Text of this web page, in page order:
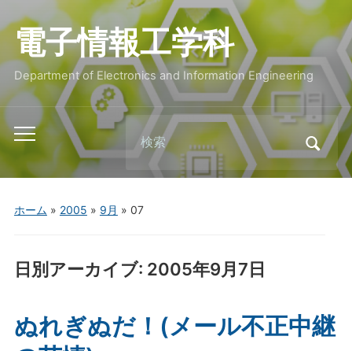
電子情報工学科
Department of Electronics and Information Engineering
Toggle
mobile
menu
Search
for:
ホーム » 2005 » 9月 » 07
日別アーカイブ: 2005年9月7日
ぬれぎぬだ！(メール不正中継